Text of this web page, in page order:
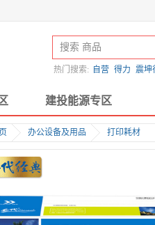
热门搜索: 自营 得力 震坤
建投能源专区
及配件/
办公设备及用品 打印耗材